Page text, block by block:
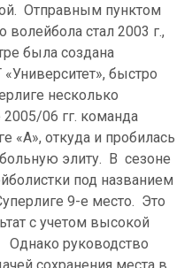
Отправным пунктом
стал 2003 г.,
была создана
быстро
несколько
2005/06 гг. команда
«А», откуда и пробилась
элиту. В сезоне
под названием
уперлиге 9-е место. Это
с учетом высокой
Однако руководство